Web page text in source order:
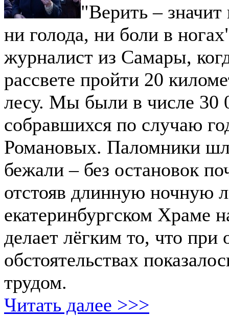
"Верить – значит
ни голода, ни боли в
журналист из Самары,
рассвете пройти 20
лесу. Мы были в числе 30
собравшихся по случаю
Романовых. Паломники
бежали – без остановок
отстояв длинную ночную
екатеринбургском Храме
делает лёгким то, что
обстоятельствах
трудом.
Читать далее >>>